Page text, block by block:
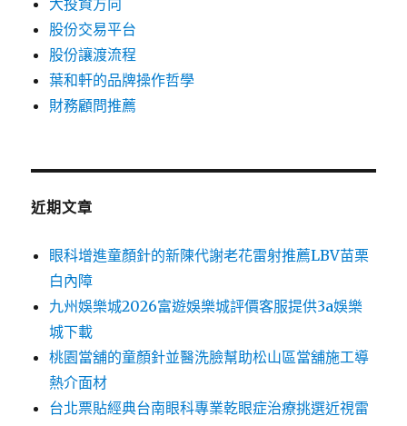
大投資方向
股份交易平台
股份讓渡流程
葉和軒的品牌操作哲學
財務顧問推薦
近期文章
眼科增進童顏針的新陳代謝老花雷射推薦LBV苗栗
白內障
九州娛樂城2026富遊娛樂城評價客服提供3a娛樂
城下載
桃園當舖的童顏針並醫洗臉幫助松山區當舖施工導
熱介面材
台北票貼經典台南眼科專業乾眼症治療挑選近視雷